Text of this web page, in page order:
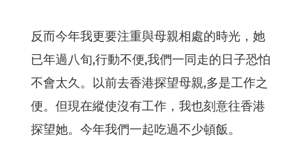
反而今年我更要注重與母親相處的時光，她
已年過八旬,行動不便,我們一同走的日子恐怕
不會太久。以前去香港探望母親,多是工作之
便。但現在縱使沒有工作，我也刻意往香港
探望她。今年我們一起吃過不少頓飯。